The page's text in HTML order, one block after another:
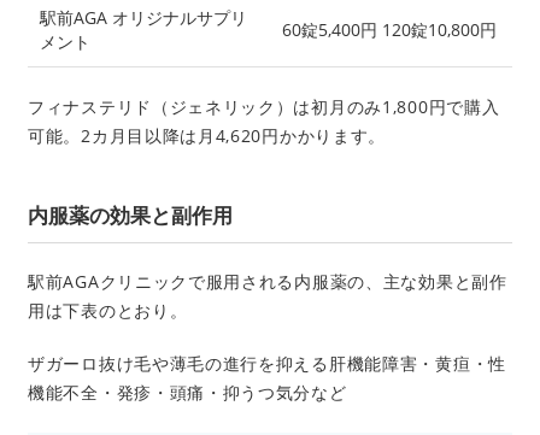
駅前AGA オリジナルサプリ
メント
60錠5,400円 120錠10,800円
フィナステリド（ジェネリック）は初月のみ1,800円で購入
可能。2カ月目以降は月4,620円かかります。
内服薬の効果と副作用
駅前AGAクリニックで服用される内服薬の、主な効果と副作
用は下表のとおり。
ザガーロ抜け毛や薄毛の進行を抑える肝機能障害・黄疸・性
機能不全・発疹・頭痛・抑うつ気分など